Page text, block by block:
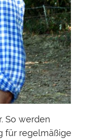
So werden
für regelmäßige